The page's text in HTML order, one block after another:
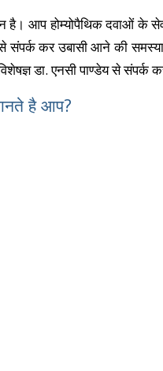
है। आप होम्योपैथिक दवाओं के
कर उबासी आने की
डा. एनसी पाण्डेय से
है आप?